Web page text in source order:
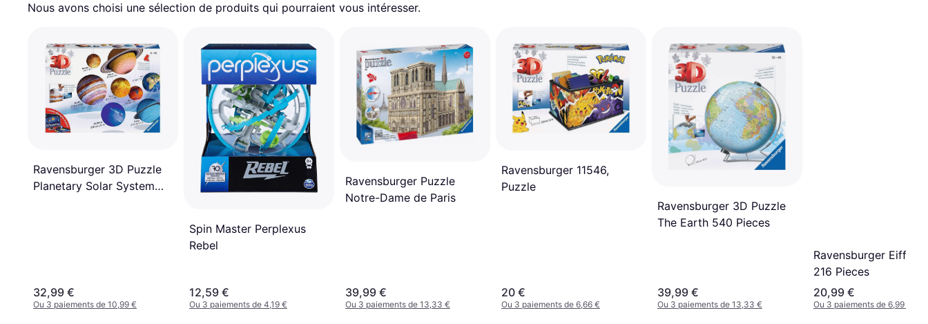
Nous avons choisi une sélection de produits qui pourraient vous intéresser.
Ravensburger 3D Puzzle
Planetary Solar System
32,99 €
Ou 3 paiements de 10,99 €
Spin Master Perplexus
Rebel
12,59 €
Ou 3 paiements de 4,19 €
Ravensburger Puzzle
Notre-Dame de Paris
39,99 €
Ou 3 paiements de 13,33 €
Ravensburger 11546,
Puzzle
20 €
Ou 3 paiements de 6,66 €
Ravensburger 3D Puzzle
The Earth 540 Pieces
39,99 €
Ou 3 paiements de 13,33 €
Ravensburger Eiffel
216 Pieces
20,99 €
Ou 3 paiements de 6,99 €